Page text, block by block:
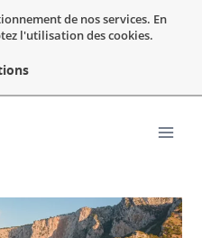
de nos services. En
l'utilisation des cookies.